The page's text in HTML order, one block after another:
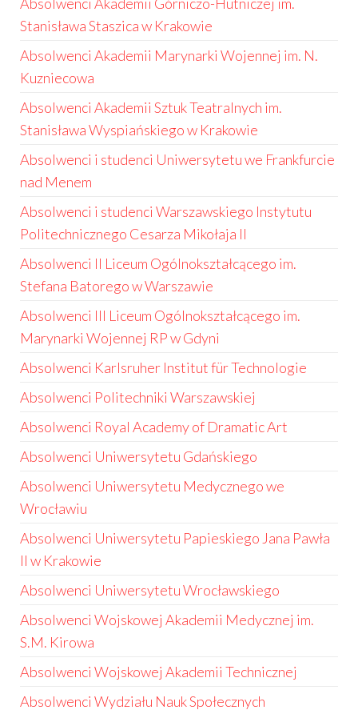
Stanisława Staszica w Krakowie
Absolwenci Akademii Marynarki Wojennej im. N.
Kuzniecowa
Absolwenci Akademii Sztuk Teatralnych im.
Stanisława Wyspiańskiego w Krakowie
Absolwenci i studenci Uniwersytetu we Frankfurcie
nad Menem
Absolwenci i studenci Warszawskiego Instytutu
Politechnicznego Cesarza Mikołaja II
Absolwenci II Liceum Ogólnokształcącego im.
Stefana Batorego w Warszawie
Absolwenci III Liceum Ogólnokształcącego im.
Marynarki Wojennej RP w Gdyni
Absolwenci Karlsruher Institut für Technologie
Absolwenci Politechniki Warszawskiej
Absolwenci Royal Academy of Dramatic Art
Absolwenci Uniwersytetu Gdańskiego
Absolwenci Uniwersytetu Medycznego we
Wrocławiu
Absolwenci Uniwersytetu Papieskiego Jana Pawła
II w Krakowie
Absolwenci Uniwersytetu Wrocławskiego
Absolwenci Wojskowej Akademii Medycznej im.
S.M. Kirowa
Absolwenci Wojskowej Akademii Technicznej
Absolwenci Wydziału Nauk Społecznych